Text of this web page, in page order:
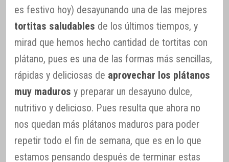
es festivo hoy) desayunando una de las mejores
tortitas saludables de los últimos tiempos, y
mirad que hemos hecho cantidad de tortitas con
plátano, pues es una de las formas más sencillas,
rápidas y deliciosas de aprovechar los plátanos
muy maduros y preparar un desayuno dulce,
nutritivo y delicioso. Pues resulta que ahora no
nos quedan más plátanos maduros para poder
repetir todo el fin de semana, que es en lo que
estamos pensando después de terminar estas